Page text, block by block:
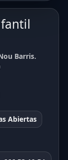
Barris.
Abiertas